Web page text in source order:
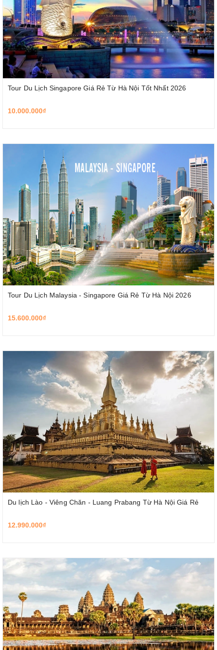
Tour Du Lịch Singapore Giá Rẻ Từ Hà Nội Tốt Nhất 2026
10.000.000₫
Tour Du Lịch Malaysia - Singapore Giá Rẻ Từ Hà Nội 2026
15.600.000₫
Du lịch Lào - Viêng Chăn - Luang Prabang Từ Hà Nội Giá Rẻ
12.990.000₫